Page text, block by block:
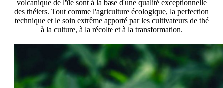
volcanique de l'île sont à la base d'une qualité exceptionnelle
des théiers. Tout comme l'agriculture écologique, la perfection
technique et le soin extrême apporté par les cultivateurs de thé
à la culture, à la récolte et à la transformation.